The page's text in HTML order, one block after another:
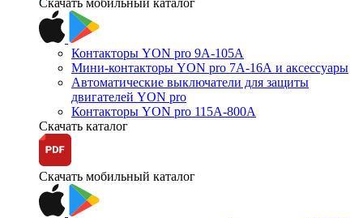
Контакторы YON pro 9А-105А
Мини-контакторы YON pro 7А-16А и аксессуары
Автоматические выключатели для защиты
двигателей YON pro
Контакторы YON pro 115А-800А
Скачать каталог
Скачать мобильный каталог